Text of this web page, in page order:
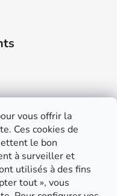
vous offrir la
Ces cookies de
le bon
à surveiller et
utilisés à des fins
tout », vous